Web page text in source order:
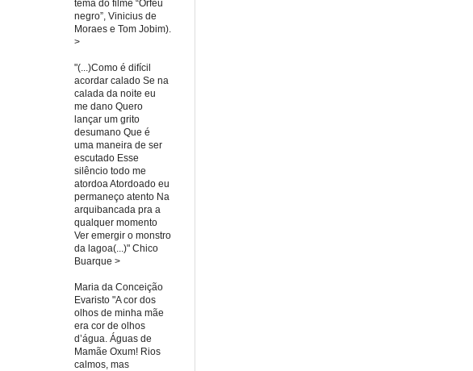
tema do filme “Orfeu
negro”, Vinicius de
Moraes e Tom Jobim).
>
"(...)Como é difícil
acordar calado Se na
calada da noite eu
me dano Quero
lançar um grito
desumano Que é
uma maneira de ser
escutado Esse
silêncio todo me
atordoa Atordoado eu
permaneço atento Na
arquibancada pra a
qualquer momento
Ver emergir o monstro
da lagoa(...)" Chico
Buarque >
Maria da Conceição
Evaristo "A cor dos
olhos de minha mãe
era cor de olhos
d’água. Águas de
Mamãe Oxum! Rios
calmos, mas